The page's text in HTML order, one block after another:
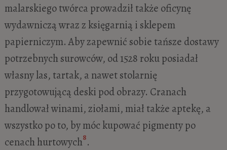
malarskiego twórca prowadził także oficynę
wydawniczą wraz z księgarnią i sklepem
papierniczym. Aby zapewnić sobie tańsze dostawy
potrzebnych surowców, od 1528 roku posiadał
własny las, tartak, a nawet stolarnię
przygotowującą deski pod obrazy. Cranach
handlował winami, ziołami, miał także aptekę, a
wszystko po to, by móc kupować pigmenty po
cenach hurtowych8.